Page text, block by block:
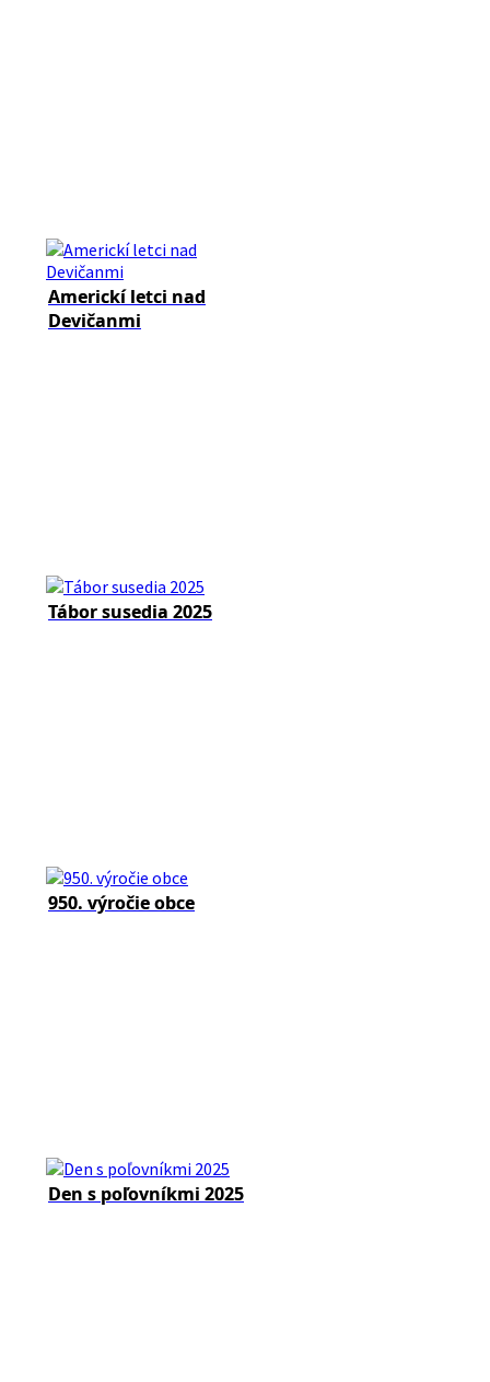
Americkí letci nad
Devičanmi
Tábor susedia 2025
950. výročie obce
Den s poľovníkmi 2025